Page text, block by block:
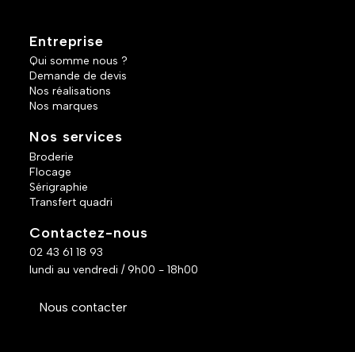
Entreprise
Qui somme nous ?
Demande de devis
Nos réalisations
Nos marques
Nos services
Broderie
Flocage
Sérigraphie
Transfert quadri
Contactez-nous
02 43 61 18 93
lundi au vendredi / 9h00 - 18h00
Nous contacter